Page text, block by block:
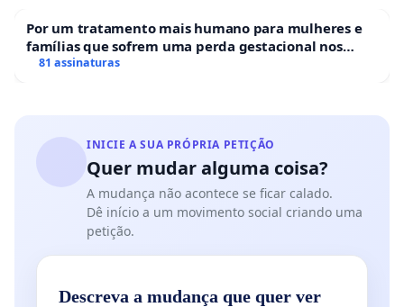
Por um tratamento mais humano para mulheres e
famílias que sofrem uma perda gestacional nos
hospitais portugueses
81 assinaturas
INICIE A SUA PRÓPRIA PETIÇÃO
Quer mudar alguma coisa?
A mudança não acontece se ficar calado.
Dê início a um movimento social criando uma
petição.
Descreva a mudança que quer ver